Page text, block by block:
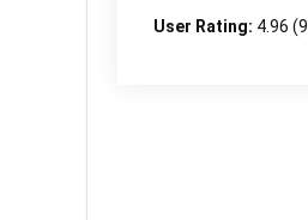
User Rating: 4.96 (9